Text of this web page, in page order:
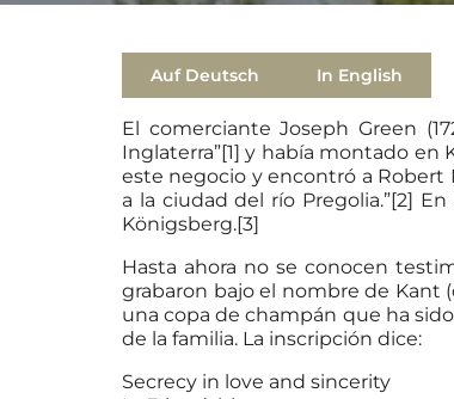
Auf Deutsch In English
El comerciante Joseph Green
Inglaterra”[1] y había montado
este negocio y encontró a Robert
a la ciudad del río Pregolia.”[2]
Königsberg.[3]
Hasta ahora no se conocen
grabaron bajo el nombre de Kant
una copa de champán que ha
de la familia. La inscripción dice:
Secrecy in love and sincerity